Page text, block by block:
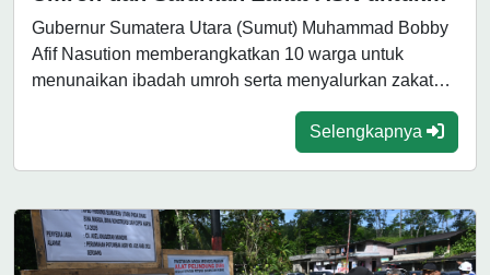
Bedah 10 Rumah di Sergai
Gubernur Sumatera Utara (Sumut) Muhammad Bobby
Afif Nasution memberangkatkan 10 warga untuk
menunaikan ibadah umroh serta menyalurkan zakat
Selengkapnya